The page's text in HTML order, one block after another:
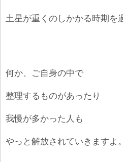
土星が重くのしかかる時期を
何か、ご自身の中で
整理するものがあったり
我慢が多かった人も
やっと解放されていきますよ。